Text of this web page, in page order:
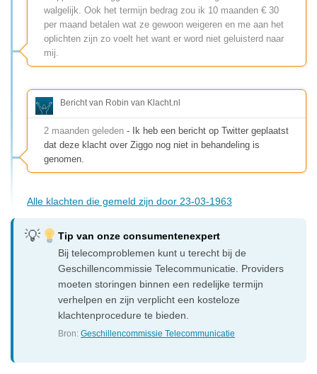
walgelijk. Ook het termijn bedrag zou ik 10 maanden € 30
per maand betalen wat ze gewoon weigeren en me aan het
oplichten zijn zo voelt het want er word niet geluisterd naar
mij.
Bericht van Robin van Klacht.nl
2 maanden geleden - Ik heb een bericht op Twitter geplaatst
dat deze klacht over Ziggo nog niet in behandeling is
genomen.
Alle klachten die gemeld zijn door 23-03-1963
Tip van onze consumentenexpert
Bij telecomproblemen kunt u terecht bij de
Geschillencommissie Telecommunicatie. Providers
moeten storingen binnen een redelijke termijn
verhelpen en zijn verplicht een kosteloze
klachtenprocedure te bieden.
Bron:Geschillencommissie Telecommunicatie